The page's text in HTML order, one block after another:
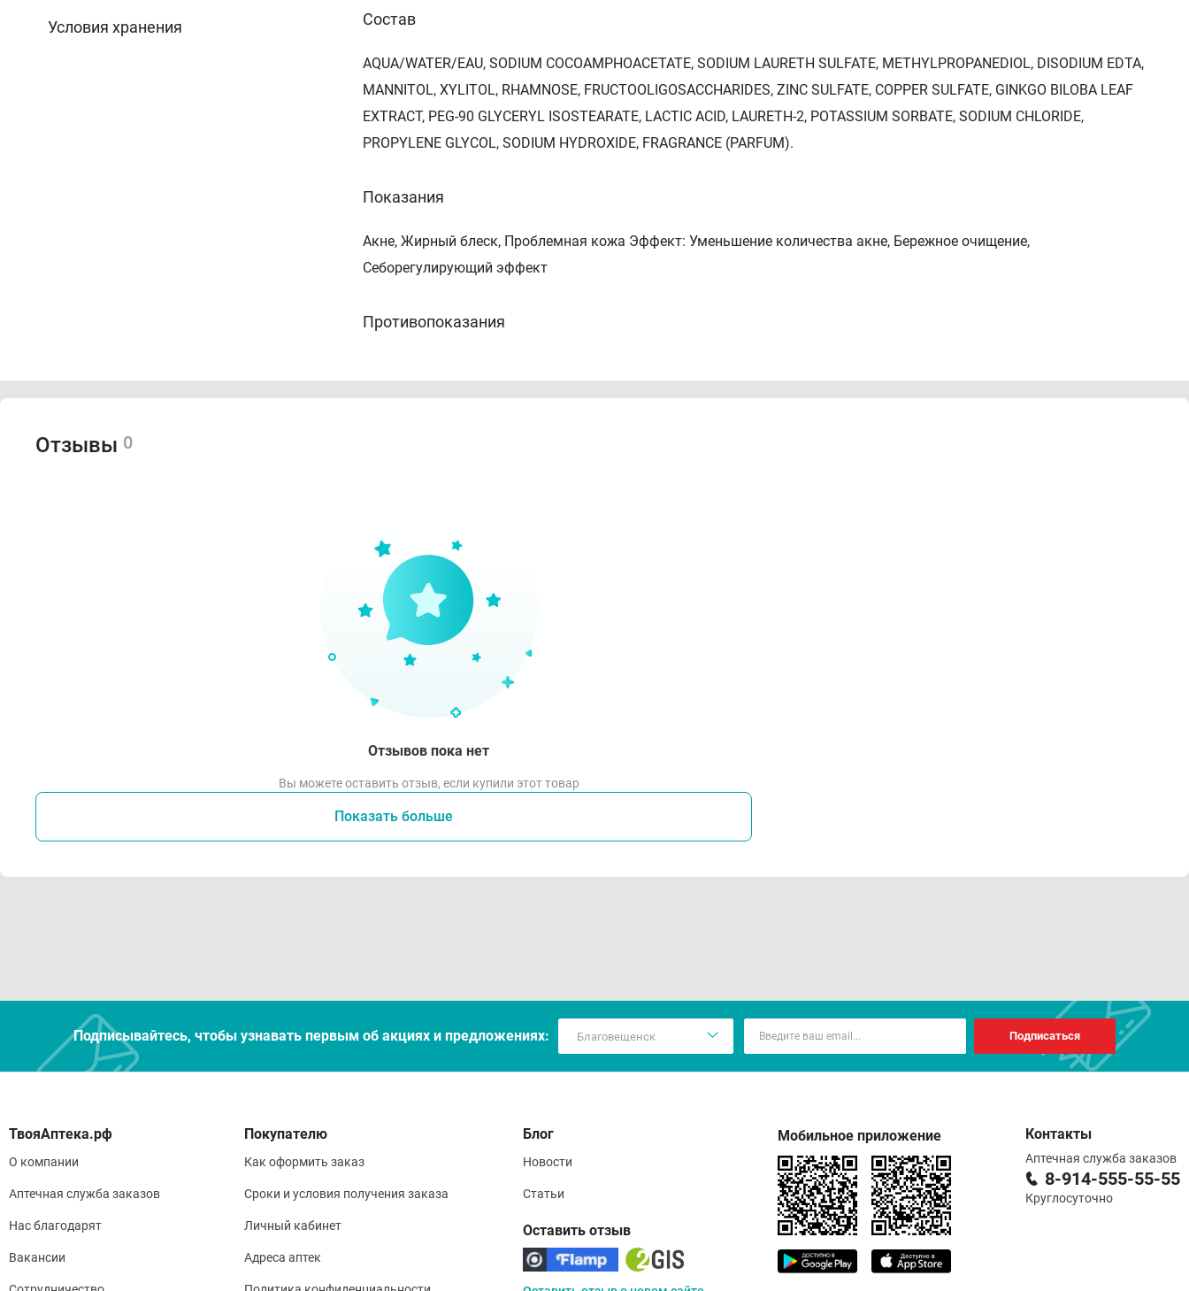
Условия хранения
Состав
AQUA/WATER/EAU, SODIUM COCOAMPHOACETATE, SODIUM LAURETH SULFATE, METHYLPROPANEDIOL, DISODIUM EDTA,
MANNITOL, XYLITOL, RHAMNOSE, FRUCTOOLIGOSACCHARIDES, ZINC SULFATE, COPPER SULFATE, GINKGO BILOBA LEAF
EXTRACT, PEG-90 GLYCERYL ISOSTEARATE, LACTIC ACID, LAURETH-2, POTASSIUM SORBATE, SODIUM CHLORIDE,
PROPYLENE GLYCOL, SODIUM HYDROXIDE, FRAGRANCE (PARFUM).
Показания
Акне, Жирный блеск, Проблемная кожа Эффект: Уменьшение количества акне, Бережное очищение,
Себорегулирующий эффект
Противопоказания
Условия хранения
Не ниже 5С и не выше 25С, при отсутствии непосредственного воздействия солнечного света Срок годности: 36 мес.
Отзывы 0
Отзывов пока нет
Вы можете оставить отзыв, если купили этот товар
Показать больше
Подписывайтесь, чтобы узнавать первым об акцияx и предложениях: Подписаться
О компании
Аптечная служба заказов
Нас благодарят
Вакансии
Покупателю
Как оформить заказ
Сроки и условия получения заказа
Личный кабинет
Адреса аптек
Блог
Новости
Статьи
Оставить отзыв
Мобильное приложение Контакты
Аптечная служба заказов
8-914-555-55-55
Круглосуточно